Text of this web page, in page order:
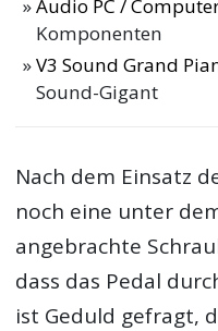
Audio PC /
Komponenten
V3 Sound Grand
Sound-Gigant
Nach dem Einsatz
noch eine unter
angebrachte
dass das Pedal
ist Geduld gefragt,